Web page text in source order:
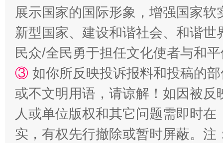
扯下公款旅游的“隐身衣” 如何以
展示国家的国际形象，增强国家
新型国家、建设和谐社会、和谐
民众/全民勇于担任文化使者与和
③ 如你所反映投诉报料和投稿的
或不文明用语，请谅解！如因被
人或单位版权和其它问题需即时在
实，有权先行撤除或暂时屏蔽。